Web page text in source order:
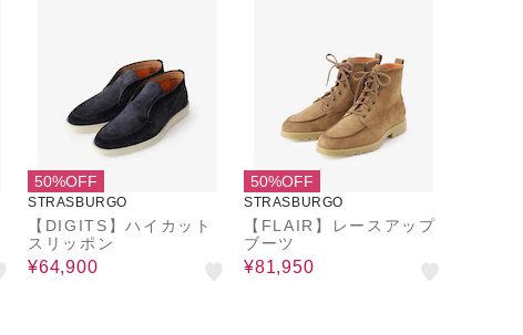
50%OFF
STRASBURGO
【DIGITS】ハイカット
スリッポン
¥64,900
50%OFF
STRASBURGO
【FLAIR】レースアップ
ブーツ
¥81,950